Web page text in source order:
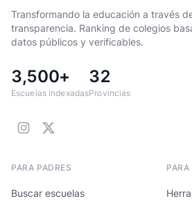
Transformando la educación a través
transparencia. Ranking de colegios
datos públicos y verificables.
3,500+
Escuelas indexadas
32
Provincias
PARA PADRES
Buscar escuelas